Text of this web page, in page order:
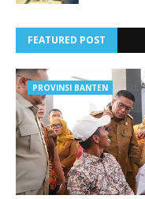
FEATURED POST
PROVINSI BANTEN